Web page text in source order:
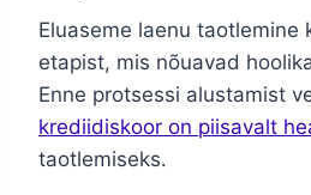
Eluaseme laenu taotlemine
etapist, mis nõuavad
Enne protsessi alustamist
krediidiskoor on piisavalt
taotlemiseks.